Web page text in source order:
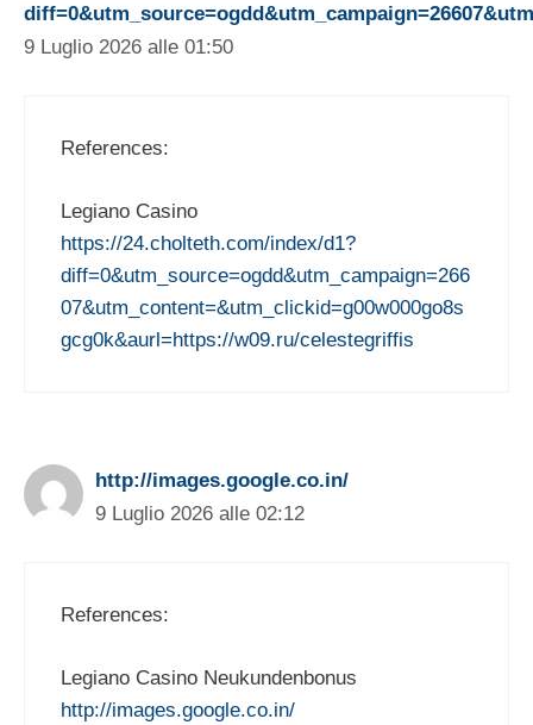
9 Luglio 2026 alle 01:50
References:
Legiano Casino
https://24.cholteth.com/index/d1?
diff=0&utm_source=ogdd&utm_campaign=266
07&utm_content=&utm_clickid=g00w000go8s
gcg0k&aurl=https://w09.ru/celestegriffis
http://images.google.co.in/
9 Luglio 2026 alle 02:12
References:
Legiano Casino Neukundenbonus
http://images.google.co.in/